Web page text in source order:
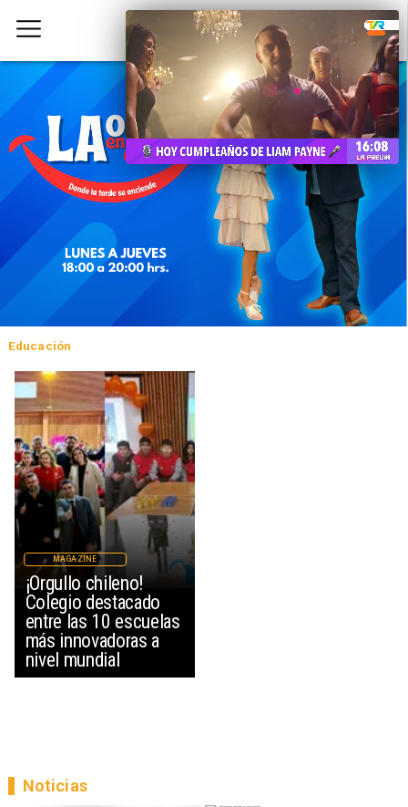
Educación
¡Orgullo chileno!
Colegio destacado
entre las 10 escuelas
más innovadoras a
nivel mundial
MAGAZINE
Noticias